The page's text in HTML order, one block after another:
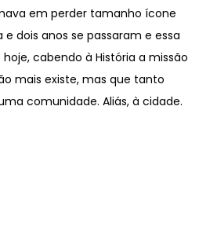
em perder tamanho ícone
dois anos se passaram e essa
cabendo à História a missão
mais existe, mas que tanto
comunidade. Aliás, à cidade.